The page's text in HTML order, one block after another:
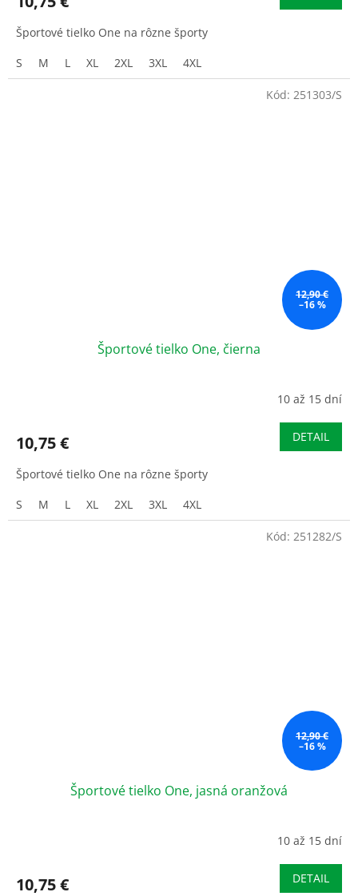
Športové tielko One na rôzne športy
S
M L XL 2XL 3XL 4XL
12,90 €
–16 %
Športové tielko One, čierna
10 až 15 dní
10,75 € DETAIL
Športové tielko One na rôzne športy
S
M L XL 2XL 3XL 4XL
Kód: 251303/S
12,90 €
–16 %
Športové tielko One, jasná oranžová
10 až 15 dní
10,75 € DETAIL
Kód: 251282/S